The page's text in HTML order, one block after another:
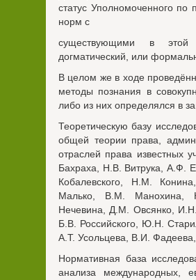
статус Уполномоченного
норм с
существующими в этой
догматический, или
В целом же в ходе
методы познания в
либо из них определялся в
Теоретическую базу
общей теории права,
отраслей права известных
Бахраха, Н.В. Витрука, А.Ф.
Кобалевского, Н.М.
Малько, В.М. Манохина,
Нечевина, Д.М. Овсянко,
Б.В. Российского, Ю.Н.
А.Т. Усольцева, В.И.
Нормативная база
анализа международных,